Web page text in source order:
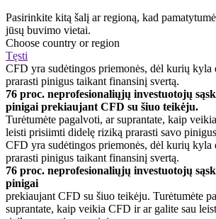
Pasirinkite kitą šalį ar regioną, kad
jūsų buvimo vietai.
Choose country or region
Tęsti
CFD yra sudėtingos priemonės, dėl kurių kyla
prarasti pinigus taikant finansinį svertą.
76 proc. neprofesionaliųjų investuotojų
pinigai prekiaujant CFD su šiuo teikėju.
Turėtumėte pagalvoti, ar suprantate, kaip
leisti prisiimti didelę riziką prarasti savo
CFD yra sudėtingos priemonės, dėl kurių kyla
prarasti pinigus taikant finansinį svertą.
76 proc. neprofesionaliųjų investuotojų
pinigai
prekiaujant CFD su šiuo teikėju. Turėtumėte
suprantate, kaip veikia CFD ir ar galite sau